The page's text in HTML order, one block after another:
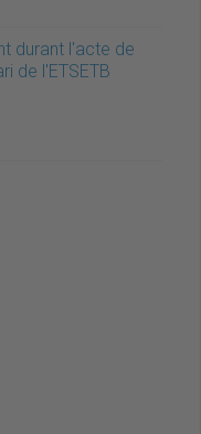
durant l'acte de
de l'ETSETB